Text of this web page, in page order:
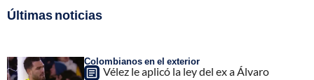
Últimas noticias
Colombianos en el exterior
Vélez le aplicó la ley del ex a Álvaro